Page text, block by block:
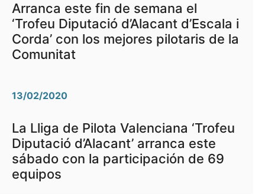
Arranca este fin de semana el
‘Trofeu Diputació d’Alacant d’Escala i
Corda’ con los mejores pilotaris de la
Comunitat
13/02/2020
La Lliga de Pilota Valenciana ‘Trofeu
Diputació d’Alacant’ arranca este
sábado con la participación de 69
equipos